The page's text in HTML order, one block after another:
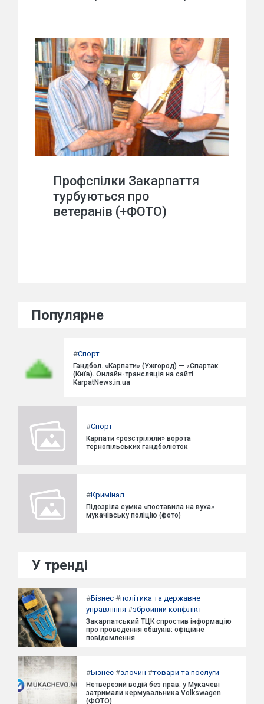
Профспілки Закарпаття
турбуються про
ветеранів (+ФОТО)
Популярне
#Спорт
Гандбол. «Карпати» (Ужгород) — «Спартак
(Київ). Онлайн-трансляція на сайті
KarpatNews.in.ua
#Спорт
Карпати «розстріляли» ворота
тернопільських гандболісток
#Кримінал
Підозріла сумка «поставила на вуха»
мукачівську поліцію (фото)
У тренді
#Бізнес #політика та державне
управління #збройний конфлікт
Закарпатський ТЦК спростив інформацію
про проведення обшуків: офіційне
повідомлення.
#Бізнес #злочин #товари та послуги
Нетверезий водій без прав: у Мукачеві
затримали кермувальника Volkswagen
(ФОТО)